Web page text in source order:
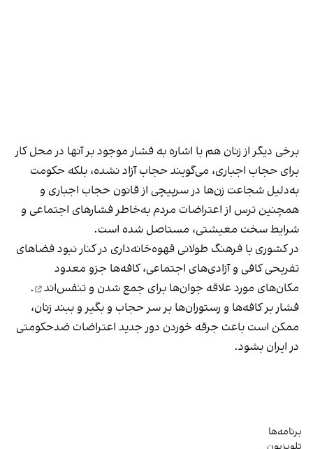
برخی دیگر از زنان هم با اشاره به فشار موجود بر آنها در محل کار
برای حجاب اجباری، می‌گویند حجاب آزاد نشده، بلکه حکومت
به‌دلیل شجاعت زن‌ها در سرپیچی از قانون حجاب اجباری و
همچنین ترس از اعتراضات مردم به‌خاطر فشارهای اجتماعی و
شرایط سخت معیشتی، مستاصل شده است.
در کشوری با فرهنگ طولانی قهوه‌‌خانه‌داری در کنار نبود فضاهای
تفریحی کافی و آزادی‌های اجتماعی، کافه‌ها جزو معدود
مکان‌های مورد علاقه جوان‌ها برای جمع شدن و تنفس‌اند
.
فشار بر کافه‌ها و رستوران‌ها بر سر حجاب و بگیر و ببند زنان،
ممکن است باعث جرقه خوردن دور جدید اعتراضات ضدحکومتی
در ایران بشود.
برنامه‌ها